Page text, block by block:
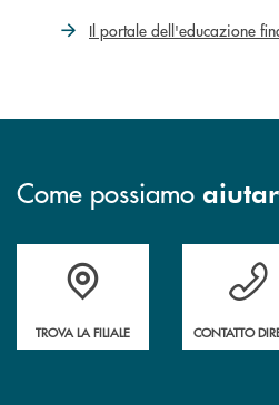
Il portale dell'educazione
Come possiamo
Accedi all' elenco completo delle filiali
TROVA LA FILIALE
Hai
CONTATTO